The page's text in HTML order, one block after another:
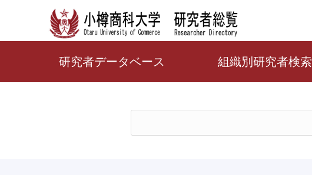
研究者データベース 組織別研究者検索